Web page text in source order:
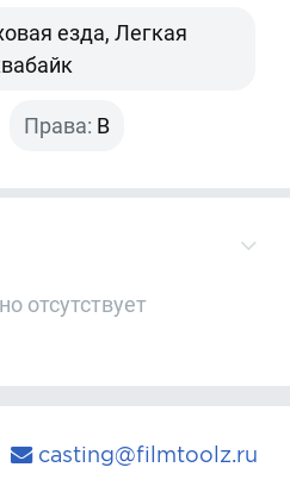
езда, Легкая
Права: B
отсутствует
casting@filmtoolz.ru